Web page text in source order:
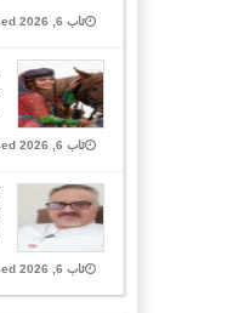
ئاب 6, 2026 Closed
ئاب 6, 2026 Closed
ئاب 6, 2026 Closed